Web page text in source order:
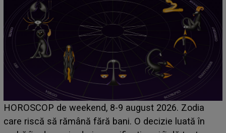
Emanuel a ținut ACEST DETALIU ASCUNS până
acum! În fața Alexandrei, concurentul din Casa Iubirii